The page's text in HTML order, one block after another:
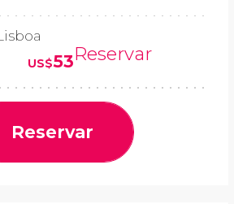
US$53Reservar
Reservar